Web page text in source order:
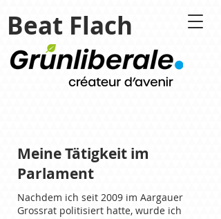
Beat Flach
Meine Tätigkeit im
Parlament
Nachdem ich seit 2009 im Aargauer
Grossrat politisiert hatte, wurde ich